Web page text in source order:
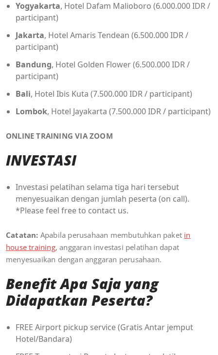
Yogyakarta, Hotel Dafam Malioboro (6.000.000 IDR /
participant)
Jakarta, Hotel Amaris Tendean (6.500.000 IDR /
participant)
Bandung, Hotel Golden Flower (6.500.000 IDR /
participant)
Bali, Hotel Ibis Kuta (7.500.000 IDR / participant)
Lombok, Hotel Jayakarta (7.500.000 IDR / participant)
ONLINE TRAINING VIA ZOOM
INVESTASI
Investasi pelatihan selama tiga hari tersebut
menyesuaikan dengan jumlah peserta (on call).
*Please feel free to contact us.
Catatan: Apabila perusahaan membutuhkan paket in
house training, anggaran investasi pelatihan dapat
menyesuaikan dengan anggaran perusahaan.
Benefit Apa Saja yang
Didapatkan Peserta?
FREE Airport pickup service (Gratis Antar jemput
Hotel/Bandara)